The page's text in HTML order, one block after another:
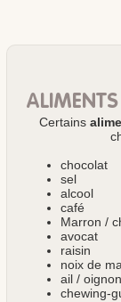
Certains
chocolat
sel
alcool
café
Marron /
avocat
raisin
noix de
ail /
chewing-